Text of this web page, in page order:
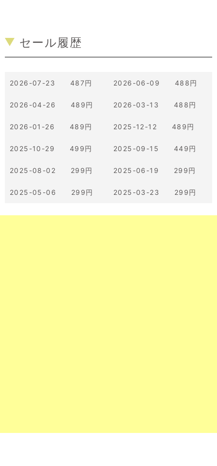
セール履歴
2026-07-23 487円 2026-06-09 488円
2026-04-26 489円 2026-03-13 488円
2026-01-26 489円 2025-12-12 489円
2025-10-29 499円 2025-09-15 449円
2025-08-02 299円 2025-06-19 299円
2025-05-06 299円 2025-03-23 299円